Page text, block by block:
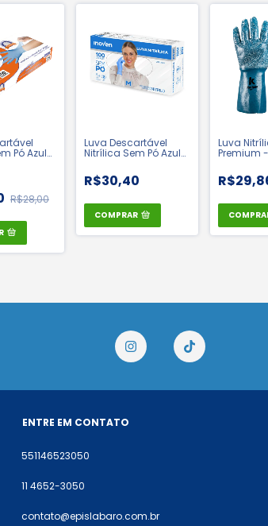
Pó Azul
R$28,00
Luva Descartável
Nitrílica Sem Pó Azul
45345
R$30,40
COMPRAR
Luva
Premium
ENTRE EM CONTATO
551146523050
11 4652-3050
contato@epislabaro.com.br